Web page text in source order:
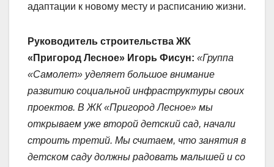
адаптации к новому месту и расписанию жизни.
Руководитель строительства ЖК
«Пригород Лесное» Игорь Фисун: «Группа
«Самолет» уделяет большое внимание
развитию социальной инфраструктуры своих
проектов. В ЖК «Пригород Лесное» мы
открываем уже второй детский сад, начали
строить третий. Мы считаем, что занятия в
детском саду должны радовать малышей и со